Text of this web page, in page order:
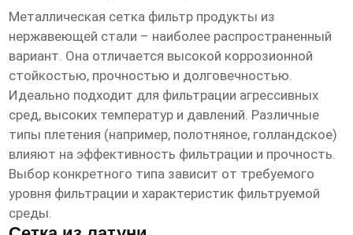
Металлическая сетка фильтр продукты из
нержавеющей стали – наиболее распространенный
вариант. Она отличается высокой коррозионной
стойкостью, прочностью и долговечностью.
Идеально подходит для фильтрации агрессивных
сред, высоких температур и давлений. Различные
типы плетения (например, полотняное, голландское)
влияют на эффективность фильтрации и прочность.
Выбор конкретного типа зависит от требуемого
уровня фильтрации и характеристик фильтруемой
среды.